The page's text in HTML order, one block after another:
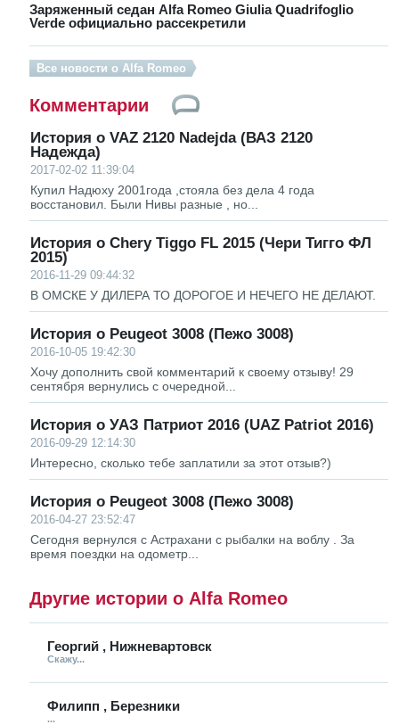
Заряженный седан Alfa Romeo Giulia Quadrifoglio
Verde официально рассекретили
Все новости о Alfa Romeo
Комментарии
История о VAZ 2120 Nadejda (ВАЗ 2120
Надежда)
2017-02-02 11:39:04
Купил Надюху 2001года ,стояла без дела 4 года
восстановил. Были Нивы разные , но...
История о Chery Tiggo FL 2015 (Чери Тигго ФЛ
2015)
2016-11-29 09:44:32
В ОМСКЕ У ДИЛЕРА ТО ДОРОГОЕ И НЕЧЕГО НЕ ДЕЛАЮТ.
История о Peugeot 3008 (Пежо 3008)
2016-10-05 19:42:30
Хочу дополнить свой комментарий к своему отзыву! 29
сентября вернулись с очередной...
История о УАЗ Патриот 2016 (UAZ Patriot 2016)
2016-09-29 12:14:30
Интересно, сколько тебе заплатили за этот отзыв?)
История о Peugeot 3008 (Пежо 3008)
2016-04-27 23:52:47
Сегодня вернулся с Астрахани с рыбалки на воблу . За
время поездки на одометр...
Другие истории о Alfa Romeo
Георгий , Нижневартовск
Скажу...
Филипп , Березники
...